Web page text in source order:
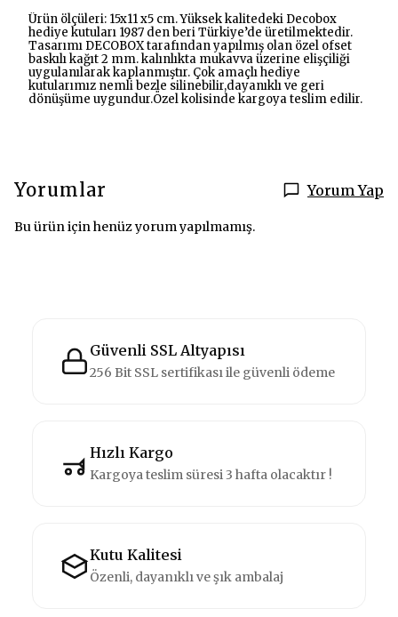
Ürün ölçüleri: 15x11 x5 cm. Yüksek kalitedeki Decobox
hediye kutuları 1987 den beri Türkiye’de üretilmektedir.
Tasarımı DECOBOX tarafından yapılmış olan özel ofset
baskılı kağıt 2 mm. kalınlıkta mukavva üzerine elişçiliği
uygulanılarak kaplanmıştır. Çok amaçlı hediye
kutularımız nemli bezle silinebilir,dayanıklı ve geri
dönüşüme uygundur.Özel kolisinde kargoya teslim edilir.
Yorumlar Yorum Yap
Bu ürün için henüz yorum yapılmamış.
Güvenli SSL Altyapısı
256 Bit SSL sertifikası ile güvenli ödeme
Hızlı Kargo
Kargoya teslim süresi 3 hafta olacaktır !
Kutu Kalitesi
Özenli, dayanıklı ve şık ambalaj